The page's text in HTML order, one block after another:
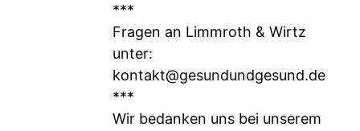
***
Fragen an Limmroth & Wirtz
unter:
kontakt@gesundundgesund.de
***
Wir bedanken uns bei unserem